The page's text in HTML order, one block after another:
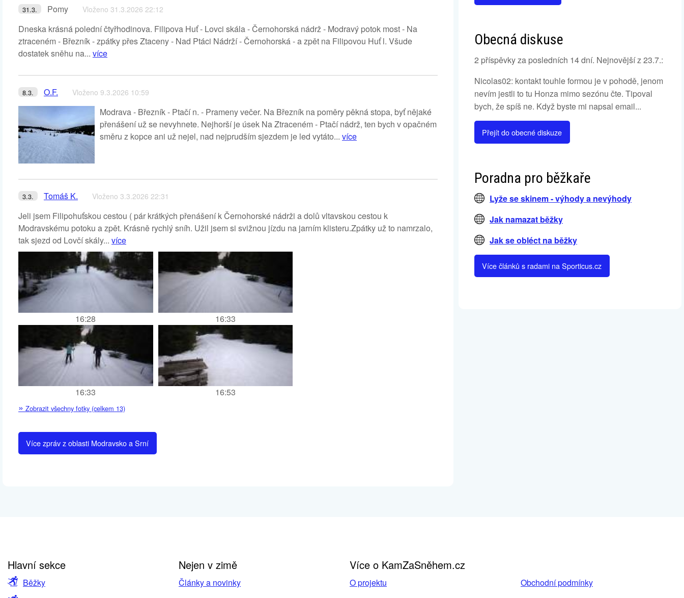
31.3. Pomy Vloženo 31.3.2026 22:12
Dneska krásná polední čtyřhodinova. Filipova Huť - Lovci skála - Černohorská nádrž - Modravý potok most - Na
ztraceném - Březník - zpátky přes Ztaceny - Nad Ptáci Nádrží - Černohorská - a zpět na Filipovou Huť l. Všude
dostatek sněhu na... více
8.3. O.F. Vloženo 9.3.2026 10:59
Modrava - Březník - Ptačí n. - Prameny večer. Na Březník na poměry pěkná stopa, byť nějaké
přenášení už se nevyhnete. Nejhorší je úsek Na Ztraceném - Ptačí nádrž, ten bych v opačném
směru z kopce ani už nejel, nad nejprudším sjezdem je led vytáto... více
3.3. Tomáš K. Vloženo 3.3.2026 22:31
Jeli jsem Filipohuťskou cestou ( pár krátkých přenášení k Černohorské nádrži a dolů vltavskou cestou k
Modravskému potoku a zpět. Krásně rychlý sníh. Užil jsem si svižnou jízdu na jarním klisteru.Zpátky už to namrzalo,
tak sjezd od Lovčí skály... více
16:28 16:33
16:33 16:53
» Zobrazit všechny fotky (celkem 13)
Více zpráv z oblasti Modravsko a Srní
Obecná diskuse
2 příspěvky za posledních 14 dní. Nejnovější z 23.7.:
Nicolas02: kontakt touhle formou je v pohodě, jenom
nevím jestli to tu Honza mimo sezónu čte. Tipoval
bych, že spíš ne. Když byste mi napsal email...
Přejít do obecné diskuze
Poradna pro běžkaře
Lyže se skinem - výhody a nevýhody
Jak namazat běžky
Jak se obléct na běžky
Více článků s radami na Sporticus.cz
Hlavní sekce
Běžky
Nejen v zimě
Články a novinky
Více o KamZaSněhem.cz
O projektu
Obchodní podmínky